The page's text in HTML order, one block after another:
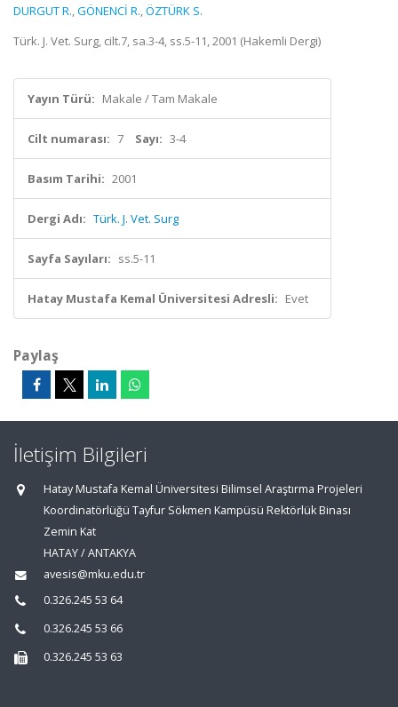
DURGUT R.,GÖNENCİ R.,ÖZTÜRK S.
Türk. J. Vet. Surg, cilt.7, sa.3-4, ss.5-11, 2001 (Hakemli Dergi)
Yayın Türü: Makale / Tam Makale
Cilt numarası: 7 Sayı: 3-4
Basım Tarihi: 2001
Dergi Adı: Türk. J. Vet. Surg
Sayfa Sayıları: ss.5-11
Hatay Mustafa Kemal Üniversitesi Adresli: Evet
Paylaş
İletişim Bilgileri
Hatay Mustafa Kemal Üniversitesi Bilimsel Araştırma Projeleri
Koordinatörlüğü Tayfur Sökmen Kampüsü Rektörlük Binası
Zemin Kat
HATAY / ANTAKYA
avesis@mku.edu.tr
0.326.245 53 64
0.326.245 53 66
0.326.245 53 63